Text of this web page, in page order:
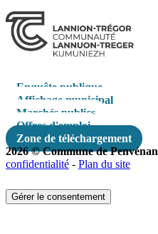
Enquête publique
Affichage municipal
Marchés publics
Offres d'emploi
Zone de téléchargement
2026 © Commune de Penvénan
confidentialité - Plan du site
Gérer le consentement